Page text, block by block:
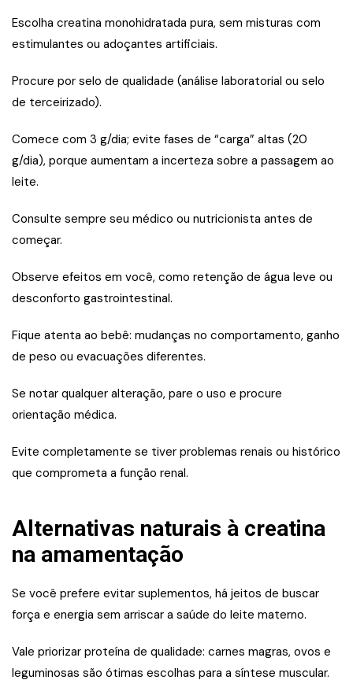
Escolha creatina monohidratada pura, sem misturas com
estimulantes ou adoçantes artificiais.
Procure por selo de qualidade (análise laboratorial ou selo
de terceirizado).
Comece com 3 g/dia; evite fases de “carga” altas (20
g/dia), porque aumentam a incerteza sobre a passagem ao
leite.
Consulte sempre seu médico ou nutricionista antes de
começar.
Observe efeitos em você, como retenção de água leve ou
desconforto gastrointestinal.
Fique atenta ao bebê: mudanças no comportamento, ganho
de peso ou evacuações diferentes.
Se notar qualquer alteração, pare o uso e procure
orientação médica.
Evite completamente se tiver problemas renais ou histórico
que comprometa a função renal.
Alternativas naturais à creatina
na amamentação
Se você prefere evitar suplementos, há jeitos de buscar
força e energia sem arriscar a saúde do leite materno.
Vale priorizar proteína de qualidade: carnes magras, ovos e
leguminosas são ótimas escolhas para a síntese muscular.